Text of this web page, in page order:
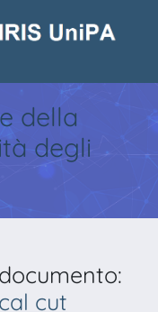
della
degli
cut